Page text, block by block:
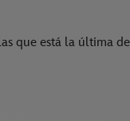
que está la última